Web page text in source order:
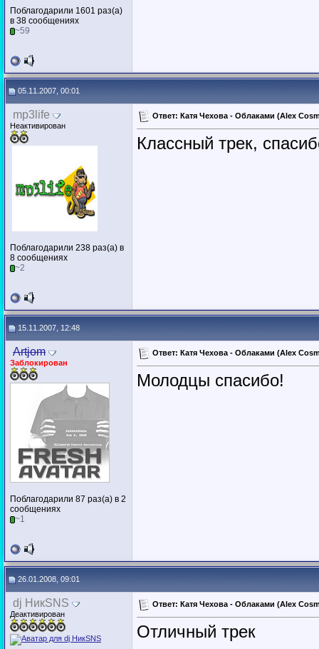
Поблагодарили 1601 раз(а)
в 38 сообщениях
~59
05.11.2007, 00:01
mp3life
Неактивирован
Поблагодарили 238 раз(а) в
8 сообщениях
~2
Ответ: Катя Чехова - Облаками (Alex
Классный трек,
15.11.2007, 12:48
Artjom
Заблокирован
Поблагодарили 87 раз(а) в 2
сообщениях
~1
Ответ: Катя Чехова - Облаками (Alex
Молодцы спасибо!
26.01.2008, 09:01
dj НикSNS
Деактивирован
Ответ: Катя Чехова - Облаками (Alex
Отличный трек